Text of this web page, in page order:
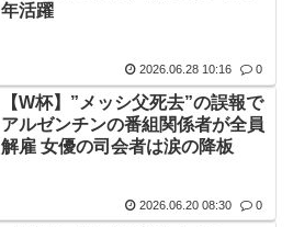
年活躍
2026.06.28 10:16 0
【W杯】”メッシ父死去”の誤報で
アルゼンチンの番組関係者が全員
解雇 女優の司会者は涙の降板
2026.06.20 08:30 0